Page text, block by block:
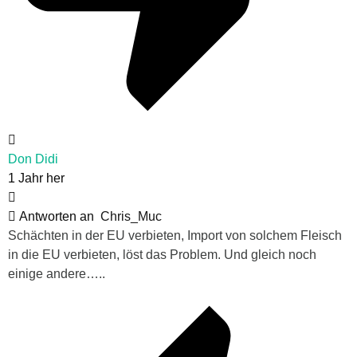
Don Didi
1 Jahr her
Antworten an Chris_Muc
Schächten in der EU verbieten, Import von solchem Fleisch
in die EU verbieten, löst das Problem. Und gleich noch
einige andere…..